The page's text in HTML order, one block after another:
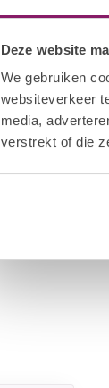
Deze website
We gebruiken
websiteverkeer
media,
verstrekt of die